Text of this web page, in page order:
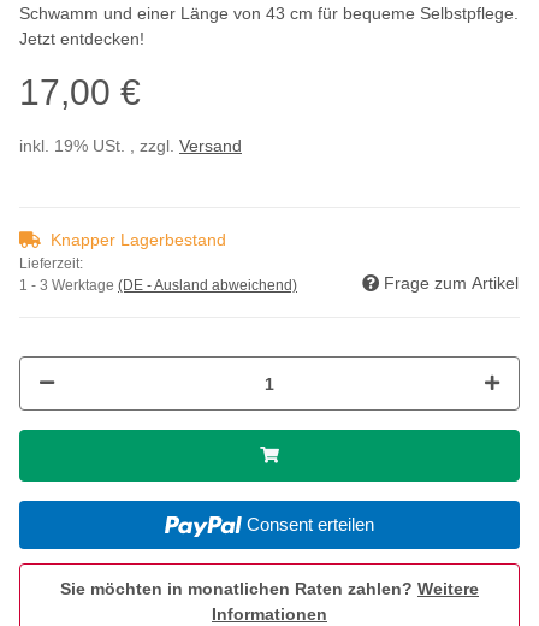
Schwamm und einer Länge von 43 cm für bequeme Selbstpflege.
Jetzt entdecken!
17,00 €
inkl. 19% USt. , zzgl. Versand
Knapper Lagerbestand
Lieferzeit:
1 - 3 Werktage (DE - Ausland abweichend) Frage zum Artikel
Consent erteilen
Sie möchten in monatlichen Raten zahlen? Weitere
Informationen